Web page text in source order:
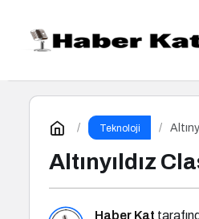
Teknoloji
Altınyıldız
Haber Kat